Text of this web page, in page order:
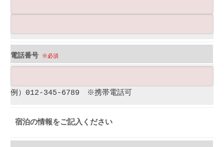
電話番号 ※必須
例）012-345-6789 ※携帯電話可
宿泊の情報をご記入ください